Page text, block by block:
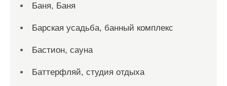
Баня, Баня
Барская усадьба, банный комплекс
Бастион, сауна
Баттерфляй, студия отдыха